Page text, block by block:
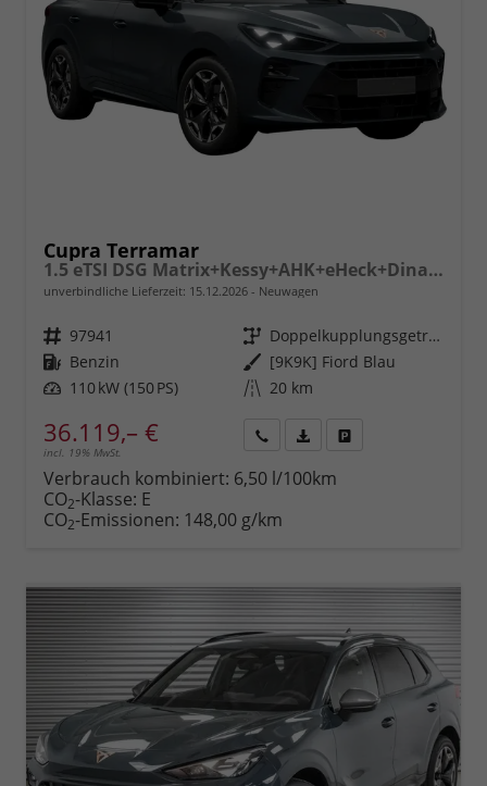
Cupra Terramar
1.5 eTSI DSG Matrix+Kessy+AHK+eHeck+Dinamica+CarPlay+eHeck+GV5
unverbindliche Lieferzeit: 15.12.2026 Neuwagen
Fahrzeugnr. 97941 Getriebe
Doppelkupplungsgetriebe (DSG)
Kraftstoff Benzin Außenfarbe [9K9K] Fiord Blau
Leistung 110 kW (150 PS) Kilometerstand 20 km
36.119,– €
incl. 19% MwSt.
anfordern
Datei,
Verbrauch kombiniert: 6,50 l/100km
CO2-Klasse: E
CO2-Emissionen: 148,00 g/km